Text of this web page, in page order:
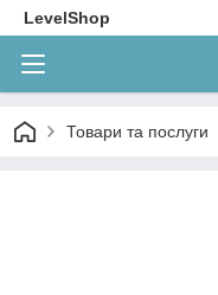
LevelShop
Товари та послуги